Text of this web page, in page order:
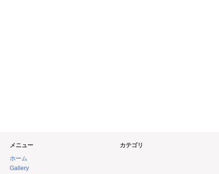
メニュー
ホーム
Gallery
カテゴリ